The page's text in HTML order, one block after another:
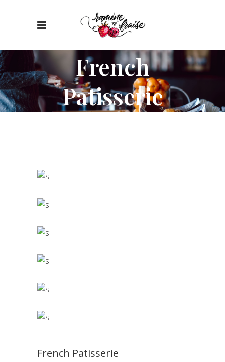
French
Patisserie
French Patisserie